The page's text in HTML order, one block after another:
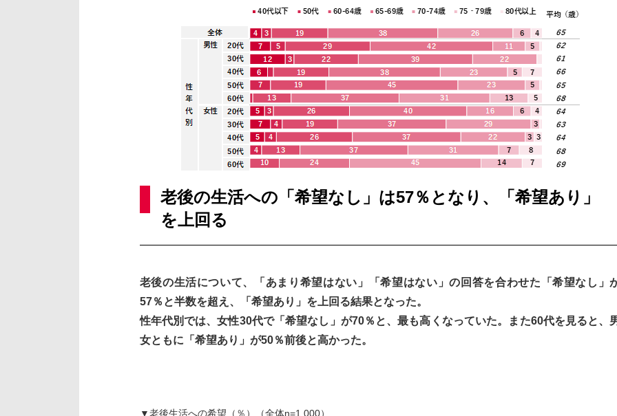
老後の生活への「希望なし」は57％となり、「希望あり」
を上回る
老後の生活について、「あまり希望はない」「希望はない」の回答を合わせた「希望なし」
57％と半数を超え、「希望あり」を上回る結果となった。
性年代別では、女性30代で「希望なし」が70％と、最も高くなっていた。また60代を見ると、
女ともに「希望あり」が50％前後と高かった。
▼老後生活への希望（％）（全体n=1,000）